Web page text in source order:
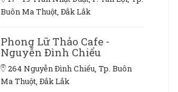
Buôn Ma Thuột, Đắk Lắk
Phong Lữ Thảo Cafe -
Nguyễn Đình Chiểu
264 Nguyễn Đình Chiểu, Tp. Buôn
Ma Thuột, Đắk Lắk